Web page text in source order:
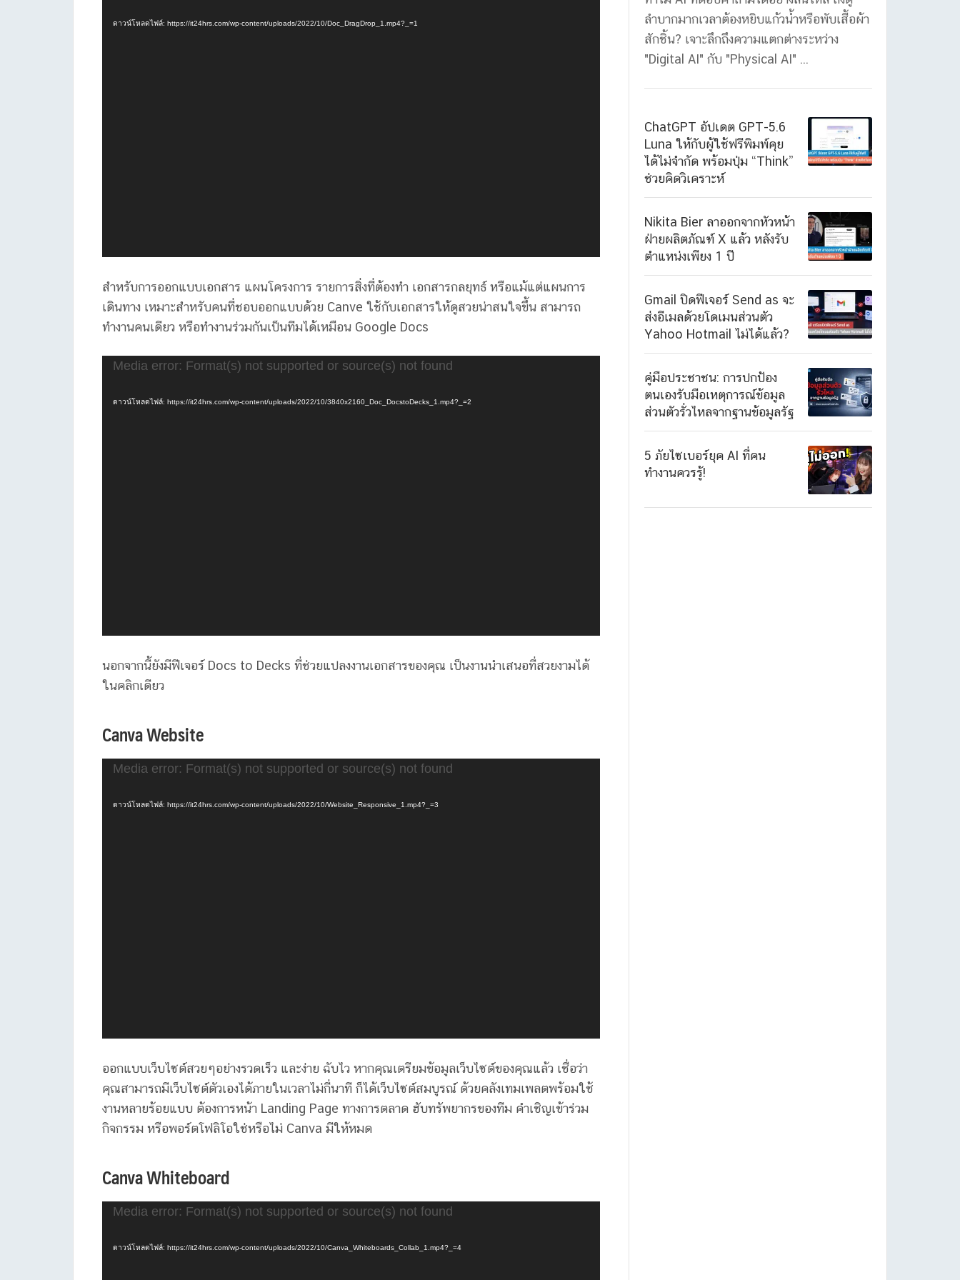
ไฟล์
ดาวน์โหลดไฟล์: https://it24hrs.com/wp-content/uploads/2022/10/Doc_DragDrop_1.mp4?_=1
สำหรับการออกแบบเอกสาร แผนโครงการ รายการสิ่งที่ต้องทำ เอกสารกลยุทธ์ หรือแม้แต่แผนการ
เดินทาง เหมาะสำหรับคนที่ชอบออกแบบด้วย Canve ใช้กับเอกสารให้ดูสวยน่าสนใจขึ้น สามารถ
ทำงานคนเดียว หรือทำงานร่วมกันเป็นทีมได้เหมือน Google Docs
ไฟล์
Media error: Format(s) not supported or source(s) not found
ดาวน์โหลดไฟล์: https://it24hrs.com/wp-content/uploads/2022/10/3840x2160_Doc_DocstoDecks_1.mp4?_=2
นอกจากนี้ยังมีฟีเจอร์ Docs to Decks ที่ช่วยแปลงงานเอกสารของคุณ เป็นงานนำเสนอที่สวยงามได้
ในคลิกเดียว
Canva Website
ไฟล์
Media error: Format(s) not supported or source(s) not found
ดาวน์โหลดไฟล์: https://it24hrs.com/wp-content/uploads/2022/10/Website_Responsive_1.mp4?_=3
ออกแบบเว็บไซต์สวยๆอย่างรวดเร็ว และง่าย ฉับไว หากคุณเตรียมข้อมูลเว็บไซต์ของคุณแล้ว เชื่อว่า
คุณสามารถมีเว็บไซต์ตัวเองได้ภายในเวลาไม่กี่นาที ก็ได้เว็บไซต์สมบูรณ์ ด้วยคลังเทมเพลตพร้อมใช้
งานหลายร้อยแบบ ต้องการหน้า Landing Page ทางการตลาด ฮับทรัพยากรของทีม คำเชิญเข้าร่วม
กิจกรรม หรือพอร์ตโฟลิโอใช่หรือไม่ Canva มีให้หมด
Canva Whiteboard
ไฟล์
Media error: Format(s) not supported or source(s) not found
ดาวน์โหลดไฟล์: https://it24hrs.com/wp-content/uploads/2022/10/Canva_Whiteboards_Collab_1.mp4?_=4
ลำบากมากเวลาต้องหยิบแก้วน้ำหรือพับเสื้อผ้า
สักชิ้น? เจาะลึกถึงความแตกต่างระหว่าง
"Digital AI" กับ "Physical AI" ...
ChatGPT อัปเดต GPT-5.6
Luna ให้กับผู้ใช้ฟรีพิมพ์คุย
ได้ไม่จำกัด พร้อมปุ่ม “Think”
ช่วยคิดวิเคราะห์
Nikita Bier ลาออกจากหัวหน้า
ฝ่ายผลิตภัณฑ์ X แล้ว หลังรับ
ตำแหน่งเพียง 1 ปี
Gmail ปิดฟีเจอร์ Send as จะ
ส่งอีเมลด้วยโดเมนส่วนตัว
Yahoo Hotmail ไม่ได้แล้ว?
คู่มือประชาชน: การปกป้อง
ตนเองรับมือเหตุการณ์ข้อมูล
ส่วนตัวรั่วไหลจากฐานข้อมูลรัฐ
5 ภัยไซเบอร์ยุค AI ที่คน
ทำงานควรรู้!